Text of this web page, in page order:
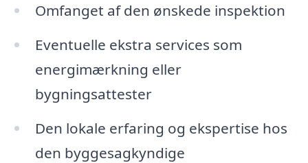
Omfanget af den ønskede inspektion
Eventuelle ekstra services som
energimærkning eller
bygningsattester
Den lokale erfaring og ekspertise hos
den byggesagkyndige